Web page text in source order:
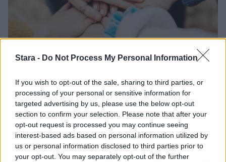
Stara - Do Not Process My Personal Information
If you wish to opt-out of the sale, sharing to third parties, or
processing of your personal or sensitive information for
targeted advertising by us, please use the below opt-out
section to confirm your selection. Please note that after your
opt-out request is processed you may continue seeing
interest-based ads based on personal information utilized by
us or personal information disclosed to third parties prior to
your opt-out. You may separately opt-out of the further
Urheilu Viihdeuutiset
24.3.2024, 21:00
Suomalaisten suosikkiurheilijat
listattiin – ykköseksi nousi Wilma